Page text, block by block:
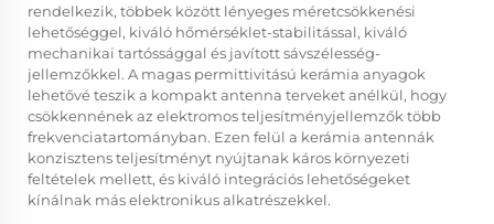
rendelkezik, többek között lényeges méretcsökkenési
lehetőséggel, kiváló hőmérséklet-stabilitással, kiváló
mechanikai tartóssággal és javított sávszélesség-
jellemzőkkel. A magas permittivitású kerámia anyagok
lehetővé teszik a kompakt antenna terveket anélkül, hogy
csökkennének az elektromos teljesítményjellemzők több
frekvenciatartományban. Ezen felül a kerámia antennák
konzisztens teljesítményt nyújtanak káros környezeti
feltételek mellett, és kiváló integrációs lehetőségeket
kínálnak más elektronikus alkatrészekkel.